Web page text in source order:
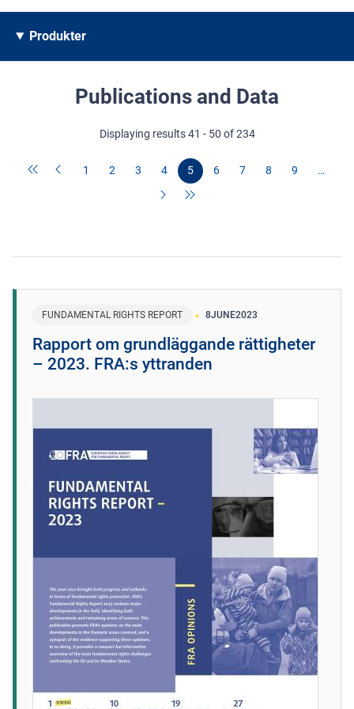
Produkter
Publications and Data
Displaying results 41 - 50 of 234
1 2 3 4 5 6 7 8 9 …
FUNDAMENTAL RIGHTS REPORT 8JUNE2023
Rapport om grundläggande rättigheter
– 2023. FRA:s yttranden